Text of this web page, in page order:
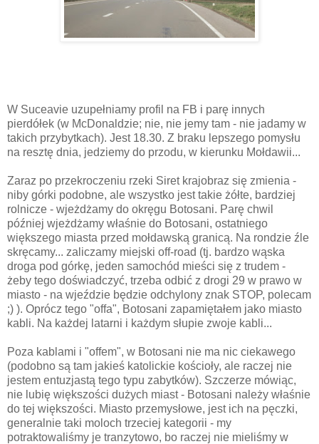
W Suceavie uzupełniamy profil na FB i parę innych
pierdółek (w McDonaldzie; nie, nie jemy tam - nie jadamy w
takich przybytkach). Jest 18.30. Z braku lepszego pomysłu
na resztę dnia, jedziemy do przodu, w kierunku Mołdawii...
Zaraz po przekroczeniu rzeki Siret krajobraz się zmienia -
niby górki podobne, ale wszystko jest takie żółte, bardziej
rolnicze - wjeżdżamy do okręgu Botosani. Parę chwil
później wjeżdżamy właśnie do Botosani, ostatniego
większego miasta przed mołdawską granicą. Na rondzie źle
skręcamy... zaliczamy miejski off-road (tj. bardzo wąska
droga pod górkę, jeden samochód mieści się z trudem -
żeby tego doświadczyć, trzeba odbić z drogi 29 w prawo w
miasto - na wjeździe będzie odchylony znak STOP, polecam
;) ). Oprócz tego "offa", Botosani zapamiętałem jako miasto
kabli. Na każdej latarni i każdym słupie zwoje kabli...
Poza kablami i "offem", w Botosani nie ma nic ciekawego
(podobno są tam jakieś katolickie kościoły, ale raczej nie
jestem entuzjastą tego typu zabytków). Szczerze mówiąc,
nie lubię większości dużych miast - Botosani należy właśnie
do tej większości. Miasto przemysłowe, jest ich na pęczki,
generalnie taki moloch trzeciej kategorii - my
potraktowaliśmy je tranzytowo, bo raczej nie mieliśmy w